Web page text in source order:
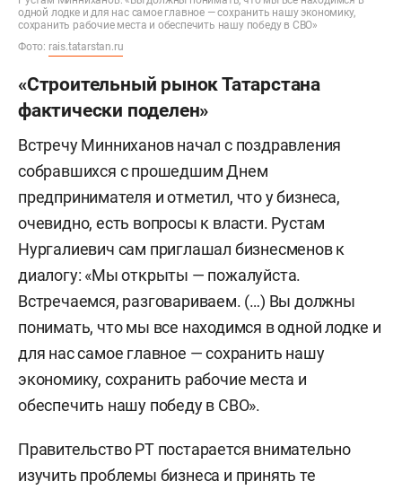
одной лодке и для нас самое главное — сохранить нашу экономику,
сохранить рабочие места и обеспечить нашу победу в СВО»
Фото: rais.tatarstan.ru
«Строительный рынок Татарстана
фактически поделен»
Встречу Минниханов начал с поздравления
собравшихся с прошедшим Днем
предпринимателя и отметил, что у бизнеса,
очевидно, есть вопросы к власти. Рустам
Нургалиевич сам приглашал бизнесменов к
диалогу: «Мы открыты — пожалуйста.
Встречаемся, разговариваем. (…) Вы должны
понимать, что мы все находимся в одной лодке и
для нас самое главное — сохранить нашу
экономику, сохранить рабочие места и
обеспечить нашу победу в СВО».
Правительство РТ постарается внимательно
изучить проблемы бизнеса и принять те